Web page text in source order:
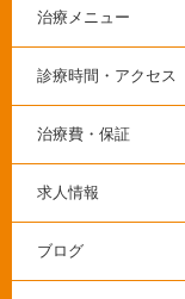
治療メニュー
診療時間・アクセス
治療費・保証
求人情報
ブログ